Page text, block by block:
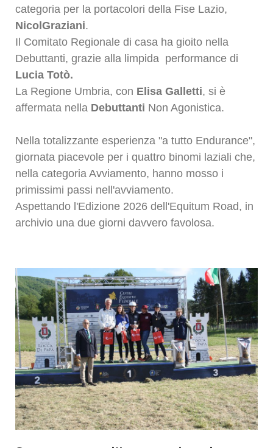
categoria per la portacolori della Fise Lazio,
Nicol Graziani.
Il Comitato Regionale di casa ha gioito nella
Debuttanti, grazie alla limpida performance di
Lucia Totò.
La Regione Umbria, con Elisa Galletti, si è
affermata nella Debuttanti Non Agonistica.
Nella totalizzante esperienza "a tutto Endurance",
giornata piacevole per i quattro binomi laziali che,
nella categoria Avviamento, hanno mosso i
primissimi passi nell'avviamento.
Aspettando l'Edizione 2026 dell'Equitum Road, in
archivio una due giorni davvero favolosa.